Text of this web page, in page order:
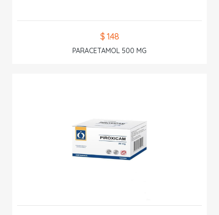
$ 1.48
PARACETAMOL 500 MG